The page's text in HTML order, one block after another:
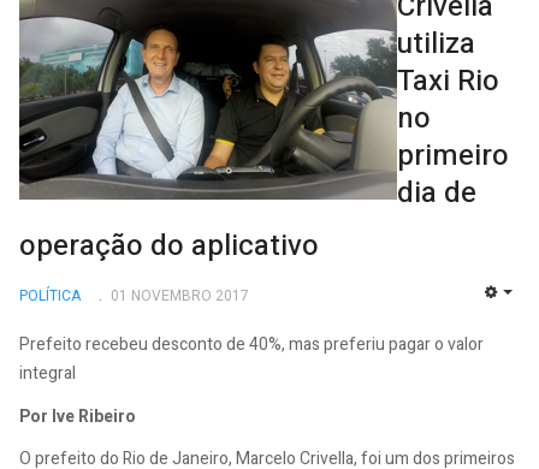
utiliza
Taxi Rio
no
primeiro
dia de
operação do aplicativo
POLÍTICA 01 NOVEMBRO 2017
Prefeito recebeu desconto de 40%, mas preferiu pagar o valor
integral
Por Ive Ribeiro
O prefeito do Rio de Janeiro, Marcelo Crivella, foi um dos primeiros